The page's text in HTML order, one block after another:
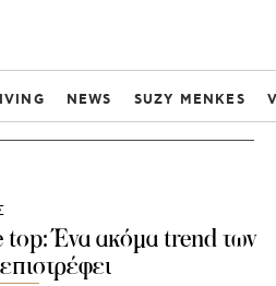
NEWS SUZY MENKES
top: Ένα ακόμα trend των